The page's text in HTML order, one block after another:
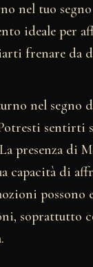
nel tuo
ideale per
frenare da
nel
presenza di
capacità di
soprattutto